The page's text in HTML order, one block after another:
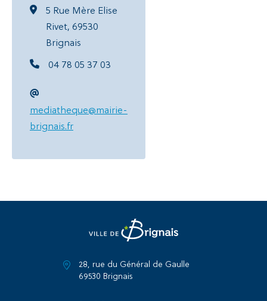
5 Rue Mère Elise
Rivet, 69530
Brignais
04 78 05 37 03
mediatheque@mairie-
brignais.fr
28, rue du Général de Gaulle
69530 Brignais